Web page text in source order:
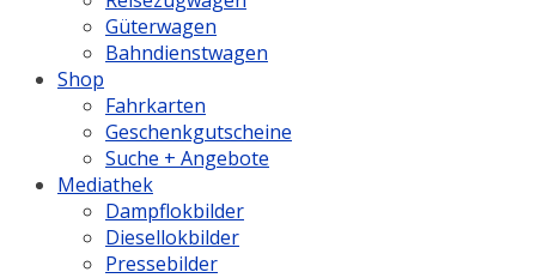
Güterwagen
Bahndienstwagen
Shop
Fahrkarten
Geschenkgutscheine
Suche + Angebote
Mediathek
Dampflokbilder
Diesellokbilder
Pressebilder